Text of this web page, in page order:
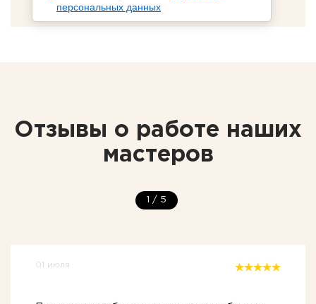
Отзывы о работе наших
мастеров
1 / 5
01 июля
персональных данных